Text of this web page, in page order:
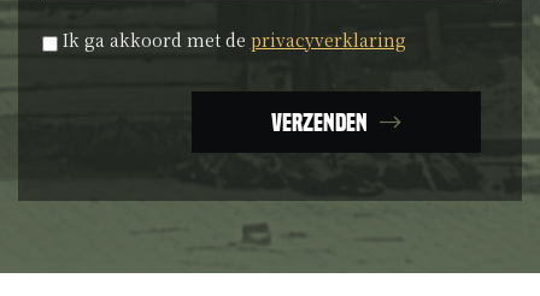
Privacyverklaring *
Ik ga akkoord met de privacyverklaring
Verzenden